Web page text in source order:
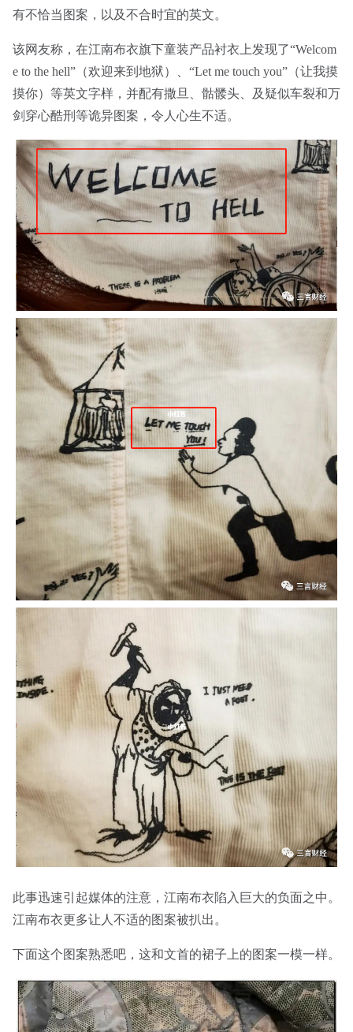
有不恰当图案，以及不合时宜的英文。
该网友称，在江南布衣旗下童装产品衬衣上发现了“Welcom
e to the hell”（欢迎来到地狱）、“Let me touch you”（让我摸
摸你）等英文字样，并配有撒旦、骷髅头、及疑似车裂和万
剑穿心酷刑等诡异图案，令人心生不适。
此事迅速引起媒体的注意，江南布衣陷入巨大的负面之中。
江南布衣更多让人不适的图案被扒出。
下面这个图案熟悉吧，这和文首的裙子上的图案一模一样。